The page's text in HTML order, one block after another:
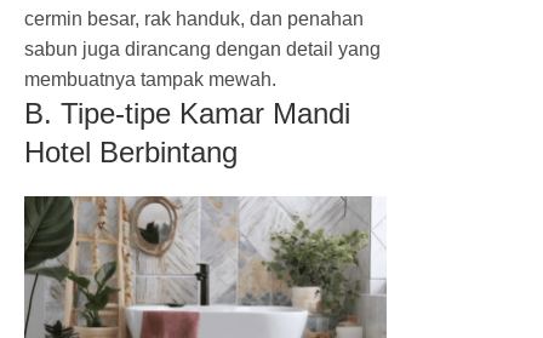
cermin besar, rak handuk, dan penahan
sabun juga dirancang dengan detail yang
membuatnya tampak mewah.
B. Tipe-tipe Kamar Mandi
Hotel Berbintang